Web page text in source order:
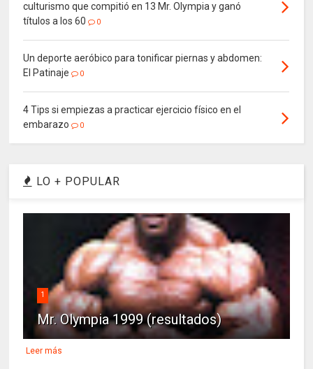
culturismo que compitió en 13 Mr. Olympia y ganó
títulos a los 60
0
Un deporte aeróbico para tonificar piernas y abdomen:
El Patinaje
0
4 Tips si empiezas a practicar ejercicio físico en el
embarazo
0
LO + POPULAR
1
Mr. Olympia 1999 (resultados)
Leer más